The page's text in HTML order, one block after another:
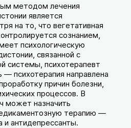
методом лечения
является
на то, что вегетативная
сознанием,
психологическую
связанной с
системы, психотерапевт
психотерапия направлена
причин болезни,
процессов. В
может назначить
терапию —
и антидепрессанты.